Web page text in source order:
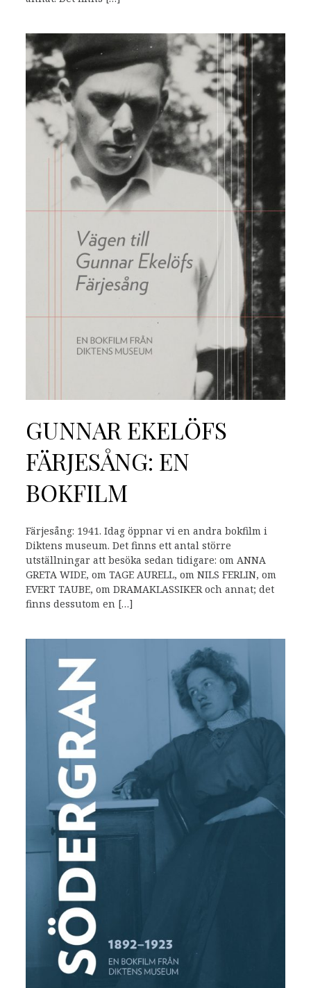
GUNNAR EKELÖFS
FÄRJESÅNG: EN
BOKFILM
Färjesång: 1941. Idag öppnar vi en andra bokfilm i
Diktens museum. Det finns ett antal större
utställningar att besöka sedan tidigare: om ANNA
GRETA WIDE, om TAGE AURELL, om NILS FERLIN, om
EVERT TAUBE, om DRAMAKLASSIKER och annat; det
finns dessutom en […]